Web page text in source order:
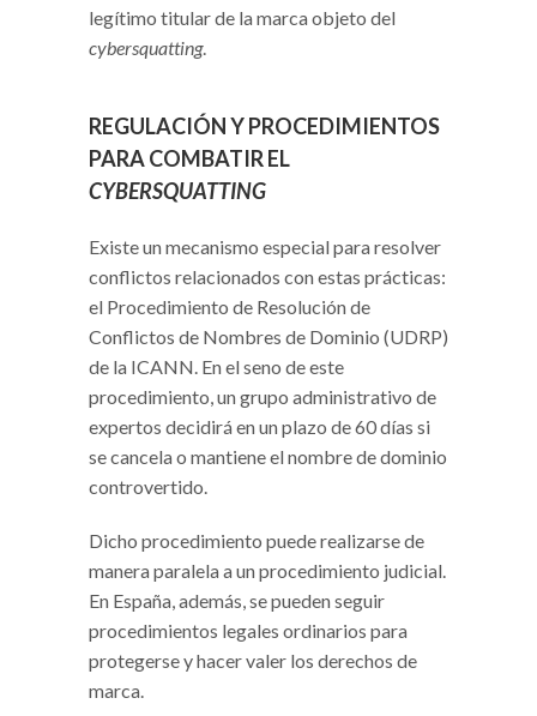
legítimo titular de la marca objeto del
cybersquatting.
REGULACIÓN Y PROCEDIMIENTOS
PARA COMBATIR EL
CYBERSQUATTING
Existe un mecanismo especial para resolver
conflictos relacionados con estas prácticas:
el Procedimiento de Resolución de
Conflictos de Nombres de Dominio (UDRP)
de la ICANN. En el seno de este
procedimiento, un grupo administrativo de
expertos decidirá en un plazo de 60 días si
se cancela o mantiene el nombre de dominio
controvertido.
Dicho procedimiento puede realizarse de
manera paralela a un procedimiento judicial.
En España, además, se pueden seguir
procedimientos legales ordinarios para
protegerse y hacer valer los derechos de
marca.